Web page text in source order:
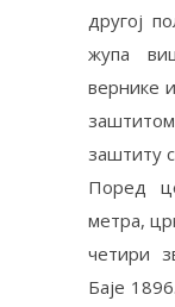
другој
жупа
вернике
заштиту
Поред
метра,
четири
Баје